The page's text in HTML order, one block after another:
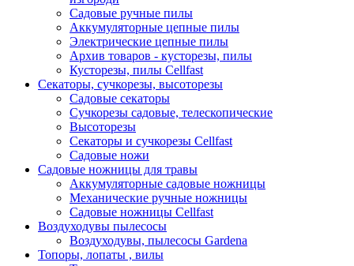
Садовые ручные пилы
Аккумуляторные цепные пилы
Электрические цепные пилы
Архив товаров - кусторезы, пилы
Кусторезы, пилы Cellfast
Секаторы, сучкорезы, высоторезы
Садовые секаторы
Сучкорезы садовые, телескопические
Высоторезы
Секаторы и сучкорезы Cellfast
Садовые ножи
Садовые ножницы для травы
Аккумуляторные садовые ножницы
Механические ручные ножницы
Садовые ножницы Cellfast
Воздуходувы пылесосы
Воздуходувы, пылесосы Gardena
Топоры, лопаты , вилы